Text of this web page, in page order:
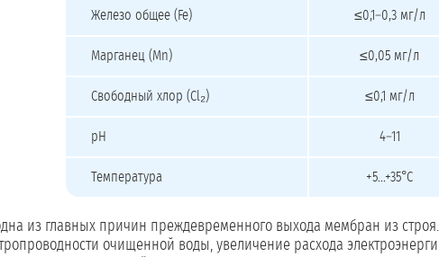
Железо общее (Fe) ≤0,1–0,3 мг/л
Марганец (Mn) ≤0,05 мг/л
Свободный хлор (Cl₂) ≤0,1 мг/л
pH 4–11
Температура +5…+35°C
из главных причин преждевременного выхода мембран из
очищенной воды, увеличение расхода